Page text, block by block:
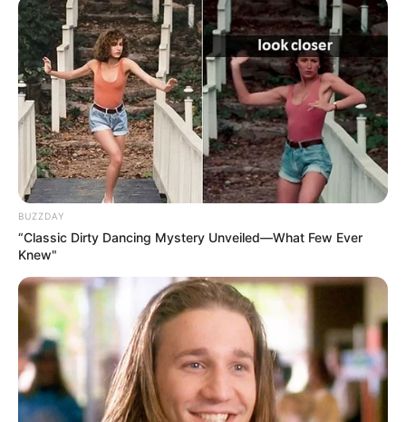
BUZZDAY
“Classic Dirty Dancing Mystery Unveiled—What Few Ever
Knew"